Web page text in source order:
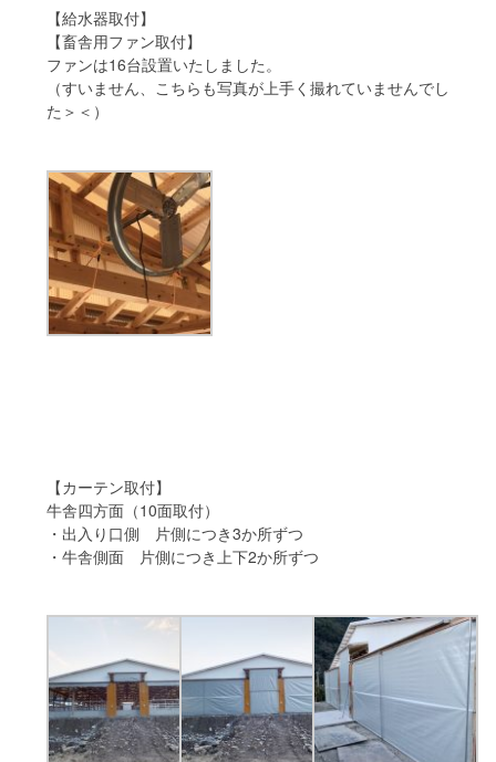
【給水器取付】
【畜舎用ファン取付】
ファンは16台設置いたしました。
（すいません、こちらも写真が上手く撮れていませんでし
た＞＜）
【カーテン取付】
牛舎四方面（10面取付）
・出入り口側 片側につき3か所ずつ
・牛舎側面 片側につき上下2か所ずつ